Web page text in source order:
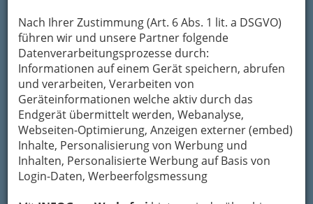
Nach Ihrer Zustimmung (Art. 6 Abs. 1 lit. a DSGVO)
führen wir und unsere Partner folgende
Datenverarbeitungsprozesse durch:
Informationen auf einem Gerät speichern, abrufen
und verarbeiten, Verarbeiten von
Geräteinformationen welche aktiv durch das
Endgerät übermittelt werden, Webanalyse,
Webseiten-Optimierung, Anzeigen externer (embed)
Inhalte, Personalisierung von Werbung und
Inhalten, Personalisierte Werbung auf Basis von
Login-Daten, Werbeerfolgsmessung
veränderte sich die Ernährung stetig . Doch
warum ist das so?